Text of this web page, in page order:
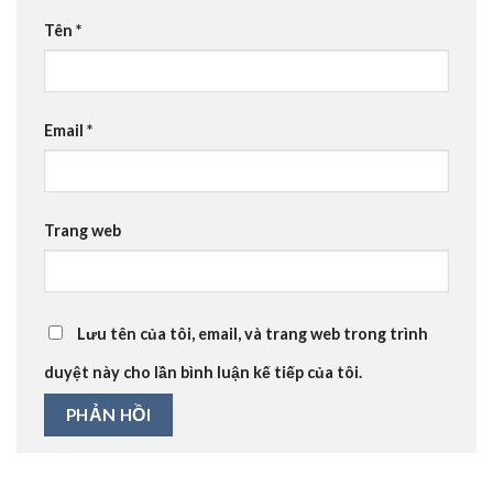
Tên *
Email *
Trang web
Lưu tên của tôi, email, và trang web trong trình
duyệt này cho lần bình luận kế tiếp của tôi.